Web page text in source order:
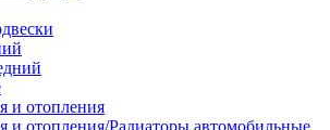
и отопления
и отопления/Радиаторы автомобильные